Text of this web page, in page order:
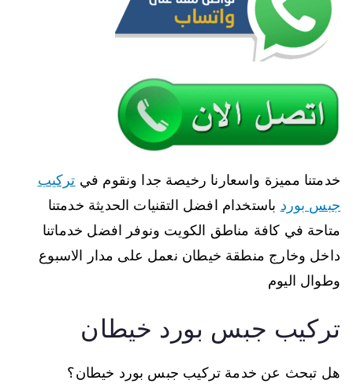
خدمتنا مميزة واسعارنا رخيصة جدا ونقوم في تركيب
جبس بورد باستخدام افضل التقنيات الحديثة خدمتنا
متاحة في كافة مناطق الكويت ونوفر افضل خدماتنا
داخل وخارج منطقة خيطان نعمل على مدار الاسبوع
وطوال اليوم
تركيب جبس بورد خيطان
هل تبحث عن خدمة تركيب جبس بورد خيطان؟